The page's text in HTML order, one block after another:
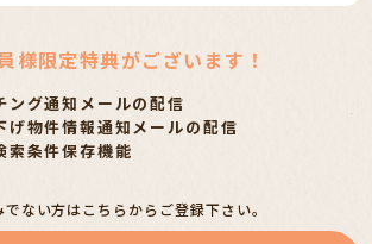
様限定特典がございます！
ング通知メールの配信
げ物件情報通知メールの配信
索条件保存機能
ない方はこちらからご登録下さい。